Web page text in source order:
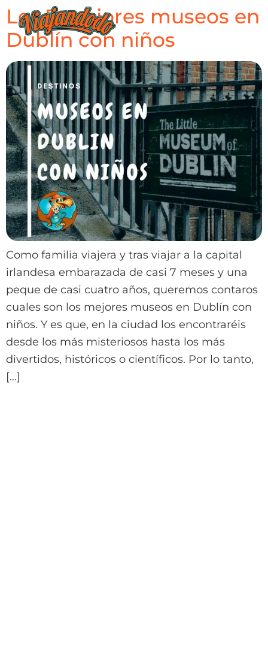
Los 7 mejores museos en
Dublín con niños
Como familia viajera y tras viajar a la capital
irlandesa embarazada de casi 7 meses y una
peque de casi cuatro años, queremos contaros
cuales son los mejores museos en Dublín con
niños. Y es que, en la ciudad los encontraréis
desde los más misteriosos hasta los más
divertidos, históricos o científicos. Por lo tanto,
[…]